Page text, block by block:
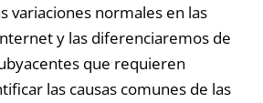
variaciones normales en las
y las diferenciaremos de
que requieren
las causas comunes de las